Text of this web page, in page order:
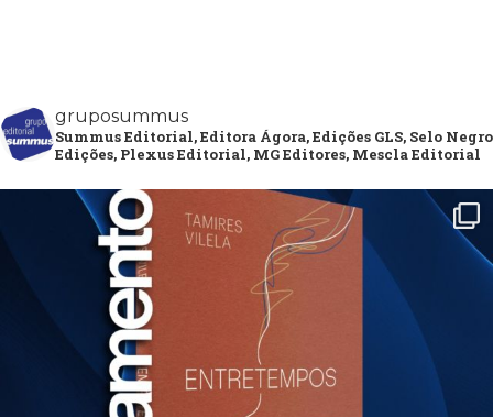
gruposummus
Summus Editorial, Editora Ágora, Edições GLS, Selo Negro
Edições, Plexus Editorial, MG Editores, Mescla Editorial